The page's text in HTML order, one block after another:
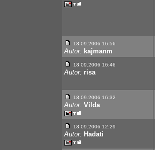
18.09.2006 16:56
Autor: kajmanm
18.09.2006 16:46
Autor: risa
18.09.2006 16:32
Autor: Vilda
18.09.2006 12:29
Autor: Hadati